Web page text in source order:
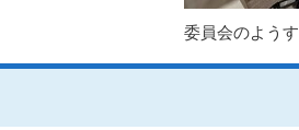
委員会のようす